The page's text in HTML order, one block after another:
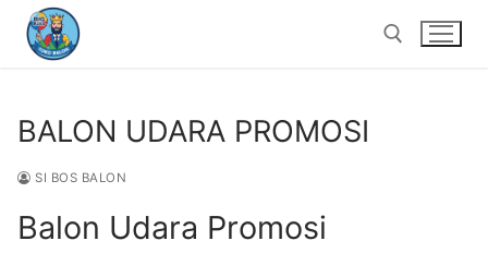
Lompat
konten
Cari:
BALON UDARA PROMOSI
SI BOS BALON
Balon Udara Promosi